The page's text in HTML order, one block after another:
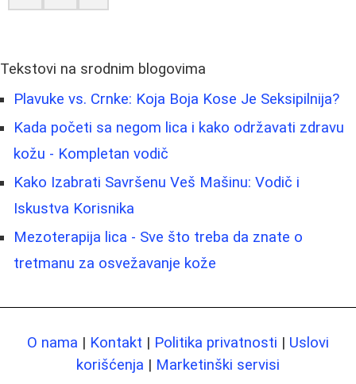
Tekstovi na srodnim blogovima
Plavuke vs. Crnke: Koja Boja Kose Je Seksipilnija?
Kada početi sa negom lica i kako održavati zdravu
kožu - Kompletan vodič
Kako Izabrati Savršenu Veš Mašinu: Vodič i
Iskustva Korisnika
Mezoterapija lica - Sve što treba da znate o
tretmanu za osvežavanje kože
O nama | Kontakt | Politika privatnosti | Uslovi
korišćenja | Marketinški servisi